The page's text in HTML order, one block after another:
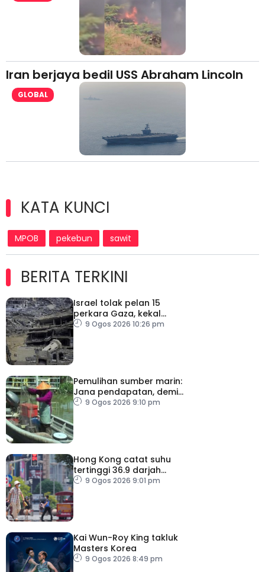
Iran berjaya bedil USS Abraham Lincoln
GLOBAL
KATA KUNCI
MPOB pekebun sawit
BERITA TERKINI
Israel tolak pelan 15
perkara Gaza, kekal
desak Hamas lucut
9 Ogos 2026 10:26 pm
Pemulihan sumber marin:
Jana pendapatan, demi
kelangsungan hidup
9 Ogos 2026 9:10 pm
Hong Kong catat suhu
tertinggi 36.9 darjah
celsius
9 Ogos 2026 9:01 pm
Kai Wun-Roy King takluk
Masters Korea
9 Ogos 2026 8:49 pm